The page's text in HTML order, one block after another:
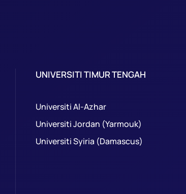
UNIVERSITI TIMUR TENGAH
Universiti Al-Azhar
Universiti Jordan (Yarmouk)
Universiti Syiria (Damascus)